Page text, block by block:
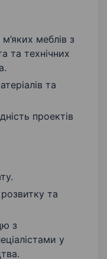
меблів з
та технічних
та
проектів
та
з
у